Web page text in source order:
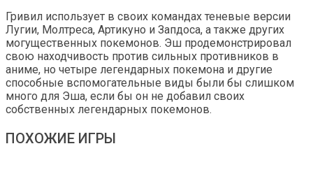
Гривил использует в своих командах теневые версии
Лугии, Молтреса, Артикуно и Запдоса, а также других
могущественных покемонов. Эш продемонстрировал
свою находчивость против сильных противников в
аниме, но четыре легендарных покемона и другие
способные вспомогательные виды были бы слишком
много для Эша, если бы он не добавил своих
собственных легендарных покемонов.
ПОХОЖИЕ ИГРЫ